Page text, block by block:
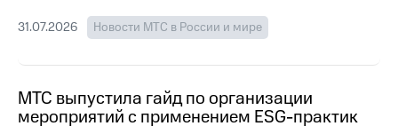
Регистратор
Контакты
развитие
деловая этика
На главную
31.07.2026 Новости МТС в России и мире
МТС выпустила гайд по организации
мероприятий с применением ESG-практик